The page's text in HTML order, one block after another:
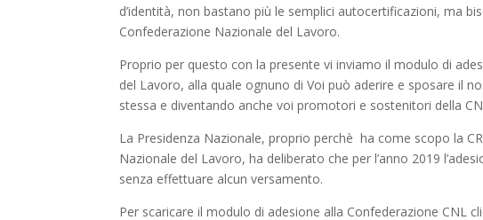
d’identità, non bastano più le semplici autocertificazioni, ma
Confederazione Nazionale del Lavoro.
Proprio per questo con la presente vi inviamo il modulo di
del Lavoro, alla quale ognuno di Voi può aderire e sposare il
stessa e diventando anche voi promotori e sostenitori della
La Presidenza Nazionale, proprio perchè ha come scopo la
Nazionale del Lavoro, ha deliberato che per l’anno 2019
senza effettuare alcun versamento.
Per scaricare il modulo di adesione alla Confederazione CNL